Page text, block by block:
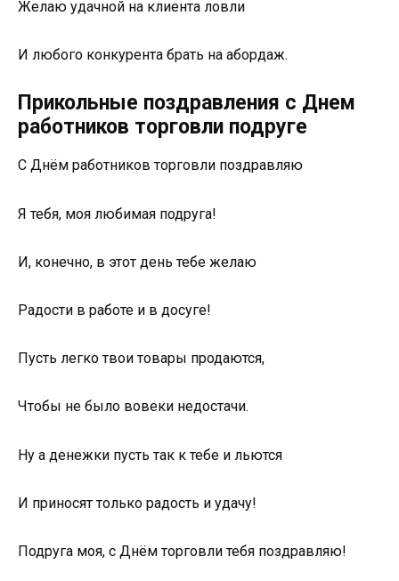
Желаю удачной на клиента ловли
И любого конкурента брать на абордаж.
Прикольные поздравления с Днем
работников торговли подруге
С Днём работников торговли поздравляю
Я тебя, моя любимая подруга!
И, конечно, в этот день тебе желаю
Радости в работе и в досуге!
Пусть легко твои товары продаются,
Чтобы не было вовеки недостачи.
Ну а денежки пусть так к тебе и льются
И приносят только радость и удачу!
Подруга моя, с Днём торговли тебя поздравляю!